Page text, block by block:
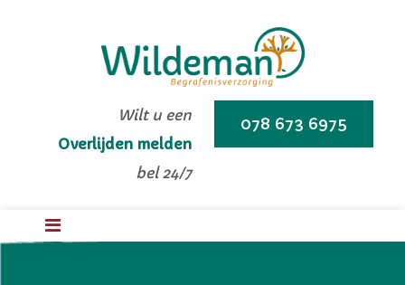
Wilt u een
Overlijden melden
bel 24/7
078 673 6975